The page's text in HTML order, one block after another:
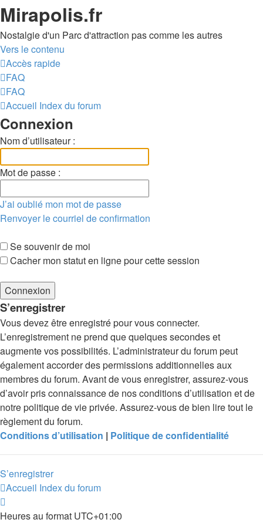
Mirapolis.fr
Nostalgie d'un Parc d'attraction pas comme les autres
Vers le contenu
Accès rapide
FAQ
FAQ
Accueil Index du forum
Connexion
Nom d’utilisateur :
Mot de passe :
J’ai oublié mon mot de passe
Renvoyer le courriel de confirmation
Se souvenir de moi
Cacher mon statut en ligne pour cette session
S’enregistrer
Vous devez être enregistré pour vous connecter.
L’enregistrement ne prend que quelques secondes et
augmente vos possibilités. L’administrateur du forum peut
également accorder des permissions additionnelles aux
membres du forum. Avant de vous enregistrer, assurez-vous
d’avoir pris connaissance de nos conditions d’utilisation et de
notre politique de vie privée. Assurez-vous de bien lire tout le
règlement du forum.
Conditions d’utilisation | Politique de confidentialité
S’enregistrer
Accueil Index du forum
Heures au format UTC+01:00